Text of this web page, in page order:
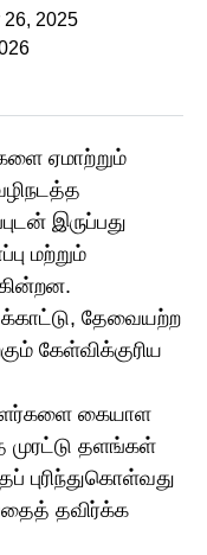
26, 2025
ஏமாற்றும்
இருப்பது
மற்றும்
தேவையற்ற
கேள்விக்குரிய
கையாள
முரட்டு தளங்கள்
புரிந்துகொள்வது
தவிர்க்க